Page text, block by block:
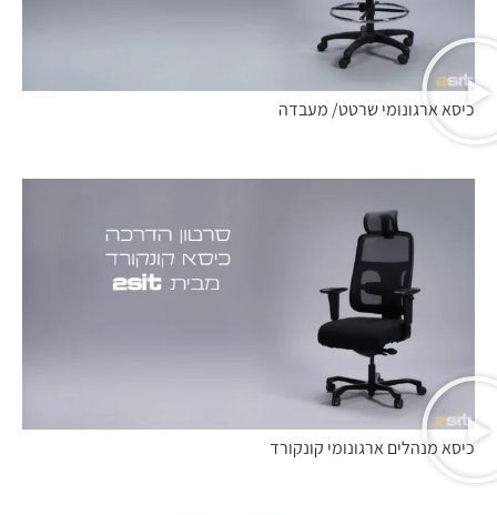
כיסא ארגונומי שרטט/ מעבדה
כיסא מנהלים ארגונומי קונקורד